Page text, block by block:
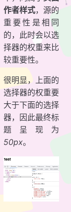
作者样式，源的
重要性是相同
的，此时会以选
择器的权重来比
较重要性。
很明显，上面的
选择器的权重要
大于下面的选择
器，因此最终标
题呈现为
50px。